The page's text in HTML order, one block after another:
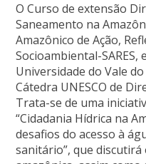
O Curso de extensão
Saneamento na
Amazônico de Ação,
Socioambiental-SARES,
Universidade do Vale
Cátedra UNESCO de
Trata-se de uma
“Cidadania Hídrica na
desafios do acesso à
sanitário”, que